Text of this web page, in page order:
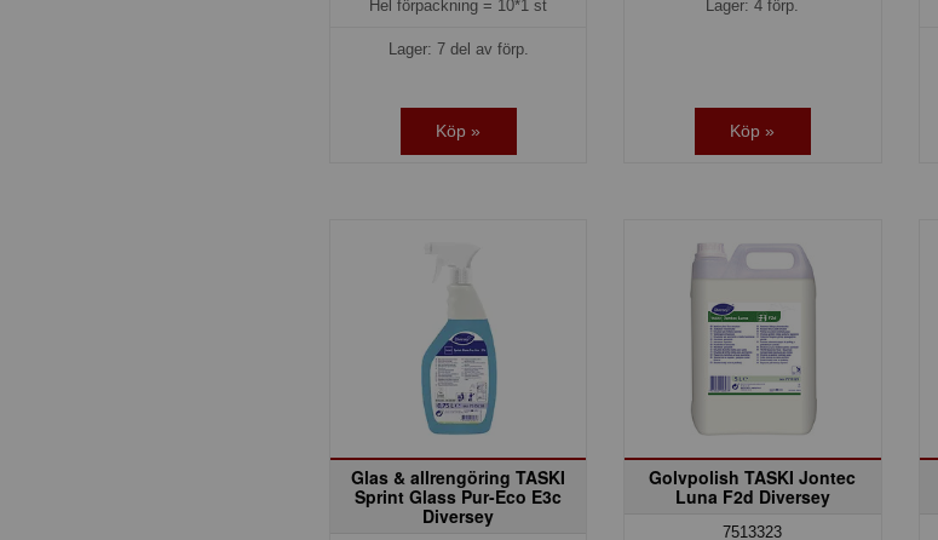
Hel förpackning = 10*1 st
Lager: 7 del av förp.
Köp »
Lager: 4 förp.
Köp »
Glas & allrengöring TASKI
Sprint Glass Pur-Eco E3c
Diversey
Golvpolish TASKI Jontec
Luna F2d Diversey
7513323